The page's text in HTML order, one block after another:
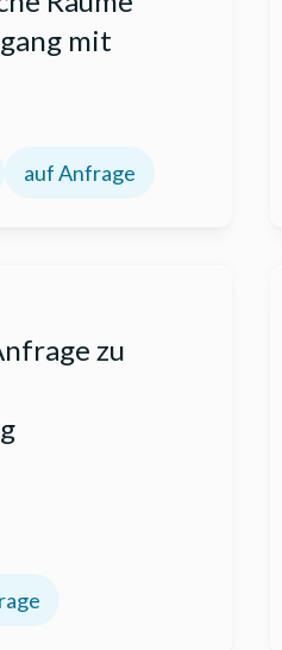
mit
auf Anfrage
zu